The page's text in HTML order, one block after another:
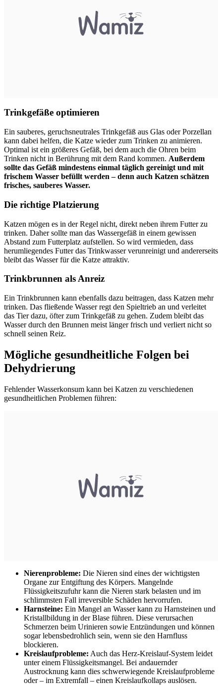
Trinkgefäße optimieren
Ein sauberes, geruchsneutrales Trinkgefäß aus Glas oder Porzellan
kann dabei helfen, die Katze wieder zum Trinken zu animieren.
Optimal ist ein größeres Gefäß, bei dem auch die Ohren beim
Trinken nicht in Berührung mit dem Rand kommen. Außerdem
sollte das Gefäß mindestens einmal täglich gereinigt und mit
frischem Wasser befüllt werden – denn auch Katzen schätzen
frisches, sauberes Wasser.
Die richtige Platzierung
Katzen mögen es in der Regel nicht, direkt neben ihrem Futter zu
trinken. Daher sollte man das Wassergefäß in einem gewissen
Abstand zum Futterplatz aufstellen. So wird vermieden, dass
herumliegendes Futter das Trinkwasser verunreinigt und andererseits
bleibt das Wasser für die Katze attraktiv.
Trinkbrunnen als Anreiz
Ein Trinkbrunnen kann ebenfalls dazu beitragen, dass Katzen mehr
trinken. Das fließende Wasser regt den Spieltrieb an und verleitet
das Tier dazu, öfter zum Trinkgefäß zu gehen. Zudem bleibt das
Wasser durch den Brunnen meist länger frisch und verliert nicht so
schnell seinen Reiz.
Mögliche gesundheitliche Folgen bei
Dehydrierung
Fehlender Wasserkonsum kann bei Katzen zu verschiedenen
gesundheitlichen Problemen führen:
Nierenprobleme: Die Nieren sind eines der wichtigsten
Organe zur Entgiftung des Körpers. Mangelnde
Flüssigkeitszufuhr kann die Nieren stark belasten und im
schlimmsten Fall irreversible Schäden hervorrufen.
Harnsteine: Ein Mangel an Wasser kann zu Harnsteinen und
Kristallbildung in der Blase führen. Diese verursachen
Schmerzen beim Urinieren sowie Entzündungen und können
sogar lebensbedrohlich sein, wenn sie den Harnfluss
blockieren.
Kreislaufprobleme: Auch das Herz-Kreislauf-System leidet
unter einem Flüssigkeitsmangel. Bei andauernder
Austrocknung kann dies schwerwiegende Kreislaufprobleme
oder – im Extremfall – einen Kreislaufkollaps auslösen.